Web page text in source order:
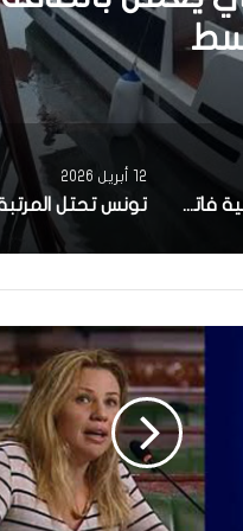
الباحثة التونسية فاتن المولدي تنجح في الحصول على براءة اختراع في الولايات المتحدة الأمريكية، وذلك بعد ابتكارها محركاً هجيناً ثورياً
12 أبريل 2026